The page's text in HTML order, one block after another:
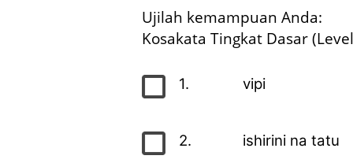
Ujilah kemampuan Anda:
Kosakata Tingkat Dasar
1. vipi
2. ishirini na tatu